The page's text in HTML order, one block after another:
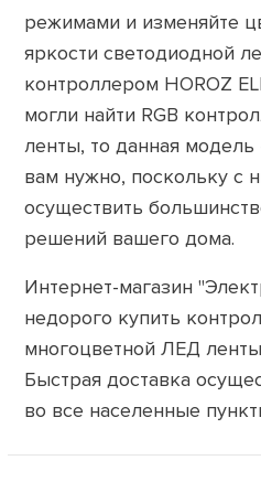
режимами и изменяйте
яркости светодиодной
контроллером HOROZ
могли найти RGB
ленты, то данная модель
вам нужно, поскольку с
осуществить
решений вашего дома.
Интернет-магазин
недорого купить
многоцветной ЛЕД
Быстрая доставка
во все населенные